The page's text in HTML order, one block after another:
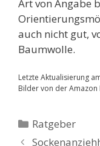
Art von Angabe
auch nicht gut,
Baumwolle.
Letzte Aktualisierung
Bilder von der Amazon
Kategorien
Ratgeber